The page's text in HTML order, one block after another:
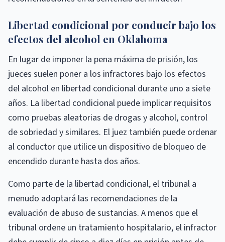
Libertad condicional por conducir bajo los
efectos del alcohol en Oklahoma
En lugar de imponer la pena máxima de prisión, los
jueces suelen poner a los infractores bajo los efectos
del alcohol en libertad condicional durante uno a siete
años. La libertad condicional puede implicar requisitos
como pruebas aleatorias de drogas y alcohol, control
de sobriedad y similares. El juez también puede ordenar
al conductor que utilice un dispositivo de bloqueo de
encendido durante hasta dos años.
Como parte de la libertad condicional, el tribunal a
menudo adoptará las recomendaciones de la
evaluación de abuso de sustancias. A menos que el
tribunal ordene un tratamiento hospitalario, el infractor